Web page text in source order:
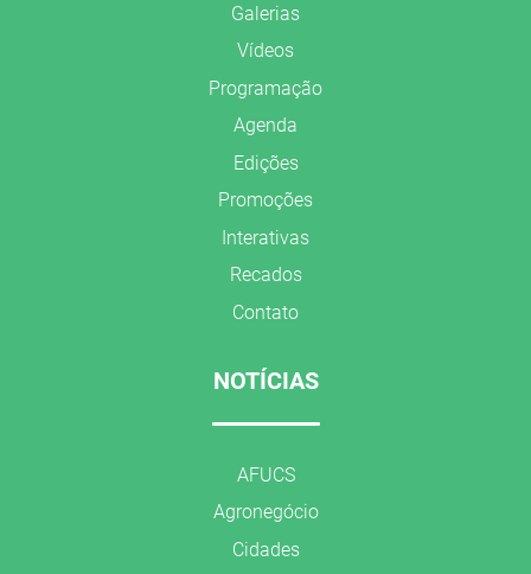
Galerias
Vídeos
Programação
Agenda
Edições
Promoções
Interativas
Recados
Contato
NOTÍCIAS
AFUCS
Agronegócio
Cidades